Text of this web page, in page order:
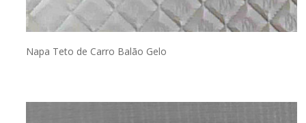
Napa Teto de Carro Balão Gelo